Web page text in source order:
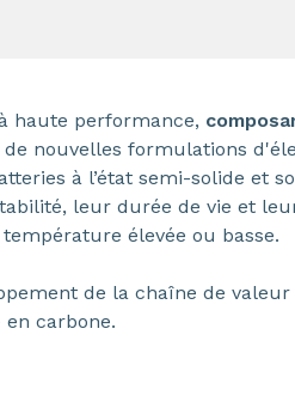
haute performance,
nouvelles formulations
à l’état semi-solide et
leur durée de vie et
élevée ou basse.
de la chaîne de
carbone.